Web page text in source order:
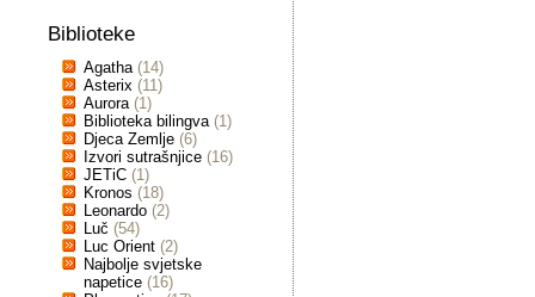
Biblioteke
Agatha (14)
Asterix (11)
Aurora (1)
Biblioteka bilingva (1)
Djeca Zemlje (6)
Izvori sutrašnjice (16)
JETiC (1)
Kronos (18)
Leonardo (2)
Luč (54)
Luc Orient (2)
Najbolje svjetske
napetice (16)